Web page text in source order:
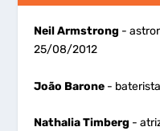
Neil Armstrong -
25/08/2012
João Barone -
Nathalia Timberg -